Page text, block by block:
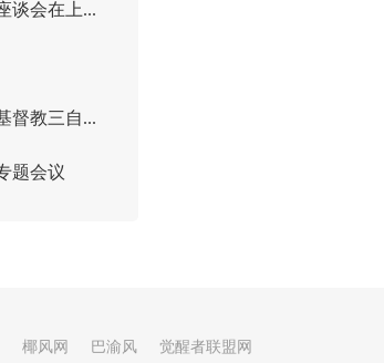
椰风网 巴渝风 觉醒者联盟网